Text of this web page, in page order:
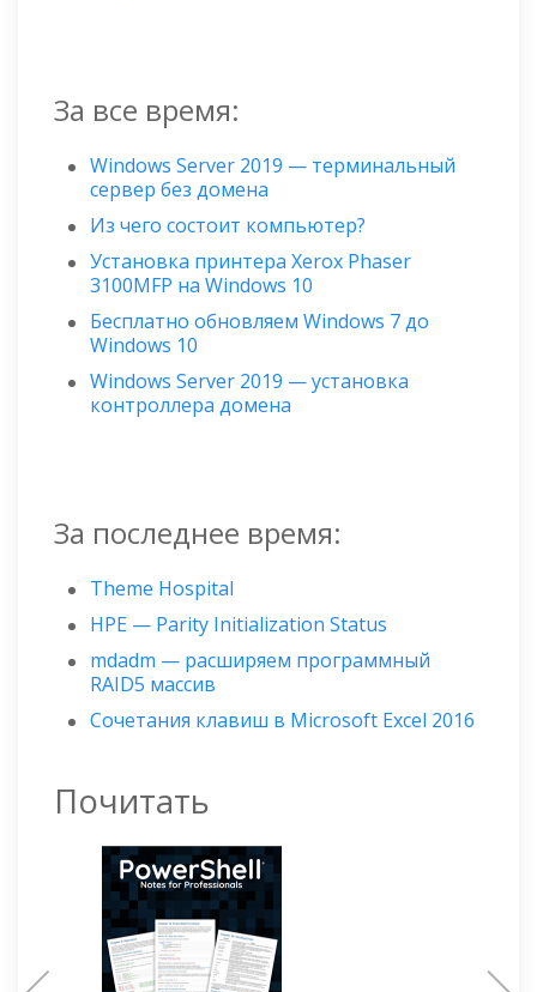
За все время:
Windows Server 2019 — терминальный
сервер без домена
Из чего состоит компьютер?
Установка принтера Xerox Phaser
3100MFP на Windows 10
Бесплатно обновляем Windows 7 до
Windows 10
Windows Server 2019 — установка
контроллера домена
За последнее время:
Theme Hospital
HPE — Parity Initialization Status
mdadm — расширяем программный
RAID5 массив
Сочетания клавиш в Microsoft Excel 2016
Почитать